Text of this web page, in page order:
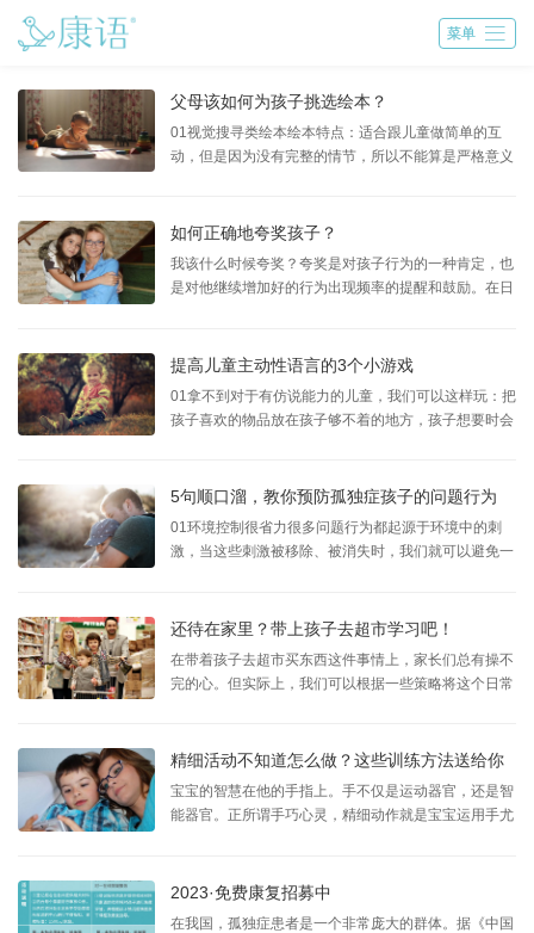
菜单 
父母该如何为孩子挑选绘本？
01视觉搜寻类绘本绘本特点：适合跟儿童做简单的互
动，但是因为没有完整的情节，所以不能算是严格意义
的一个过渡，培养儿童对于书、对于绘本的初步认知。
如何正确地夸奖孩子？
我该什么时候夸奖？夸奖是对孩子行为的一种肯定，也
是对他继续增加好的行为出现频率的提醒和鼓励。在日
奖。同时，家长要保持赞美孩子的良好习惯，每天至少
提高儿童主动性语言的3个小游戏
01拿不到对于有仿说能力的儿童，我们可以这样玩：把
孩子喜欢的物品放在孩子够不着的地方，孩子想要时会
长就立刻满足孩子。如果家长希望多训练几次，我们可
5句顺口溜，教你预防孤独症孩子的问题行为
01环境控制很省力很多问题行为都起源于环境中的刺
激，当这些刺激被移除、被消失时，我们就可以避免一
时，“环境控制很省力”这句话就派上了用场。这里的环
还待在家里？带上孩子去超市学习吧！
在带着孩子去超市买东西这件事情上，家长们总有操不
完的心。但实际上，我们可以根据一些策略将这个日常
长可以和孩子一起做一张清单，这对于让孩子接触购物
精细活动不知道怎么做？这些训练方法送给你
宝宝的智慧在他的手指上。手不仅是运动器官，还是智
能器官。正所谓手巧心灵，精细动作就是宝宝运用手尤
的时期。良好的操作能力是一种基本的素质，是学习任
2023·免费康复招募中
在我国，孤独症患者是一个非常庞大的群体。据《中国